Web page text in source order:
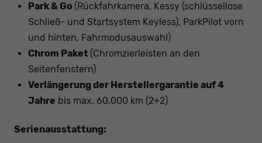
Park & Go (Rückfahrkamera, Kessy (schlüssellose
Schließ- und Startsystem Keyless), ParkPilot vorn
und hinten, Fahrmodusauswahl)
Chrom Paket (Chromzierleisten an den
Seitenfenstern)
Verlängerung der Herstellergarantie auf 4
Jahre bis max. 60.000 km (2+2)
Serienausstattung: